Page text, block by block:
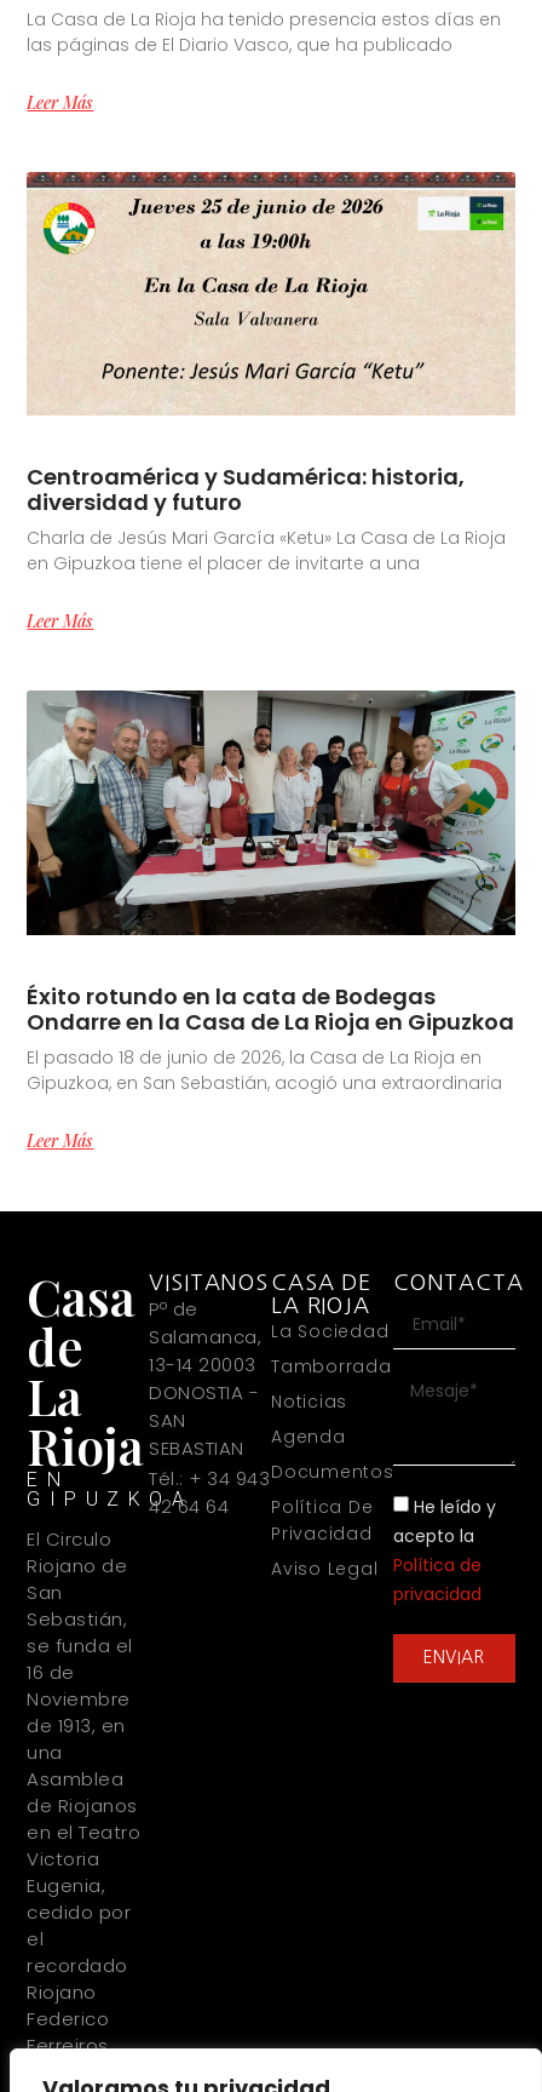
La Casa de La Rioja ha tenido presencia estos días en
las páginas de El Diario Vasco, que ha publicado
Leer Más
Centroamérica y Sudamérica: historia,
diversidad y futuro
Charla de Jesús Mari García «Ketu» La Casa de La Rioja
en Gipuzkoa tiene el placer de invitarte a una
Leer Más
Éxito rotundo en la cata de Bodegas
Ondarre en la Casa de La Rioja en Gipuzkoa
El pasado 18 de junio de 2026, la Casa de La Rioja en
Gipuzkoa, en San Sebastián, acogió una extraordinaria
Leer Más
Casa
de
La
Rioja
EN
GIPUZKOA
El Circulo
Riojano de
San
Sebastián,
se funda el
16 de
Noviembre
de 1913, en
una
Asamblea
de Riojanos
en el Teatro
Victoria
Eugenia,
cedido por
el
recordado
Riojano
Federico
Ferreiros
VISITANOS
Pº de
Salamanca,
13-14 20003
DONOSTIA -
SAN
SEBASTIAN
Tél.: + 34 943
42 64 64
CASA DE
LA RIOJA
La Sociedad
Tamborrada
Noticias
Agenda
Documentos
Política De
Privacidad
Aviso Legal
CONTACTA
He leído y
acepto la
Política de
privacidad
ENVIAR